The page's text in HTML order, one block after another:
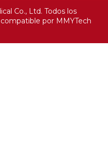
Co., Ltd. Todos los
compatible por MMYTech